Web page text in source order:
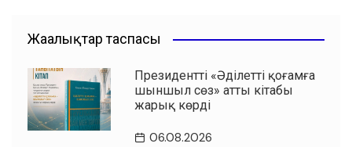
Жаңалықтар таспасы
Президенттің «Әділетті қоғамға
шыншыл сөз» атты кітабы
жарық көрді
06.08.2026